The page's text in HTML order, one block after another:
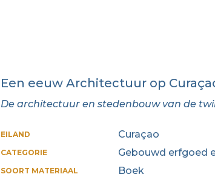
Een eeuw Architectuur op
De architectuur en stedenbouw van de
EILAND Curaçao
CATEGORIE Gebouwd erfgoed
SOORT MATERIAAL Boek